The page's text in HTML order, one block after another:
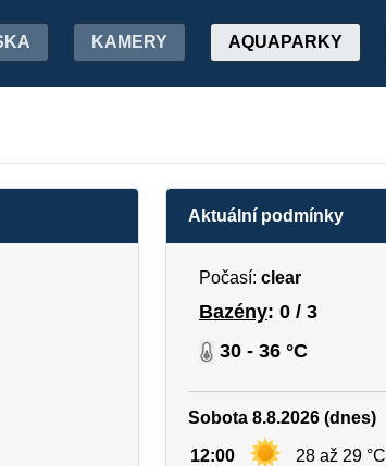
KAMERY AQUAPARKY
Aktuální podmínky
Počasí: clear
Bazény: 0 / 3
30 - 36 °C
Sobota 8.8.2026 (dnes)
12:00 28 až 29 °C